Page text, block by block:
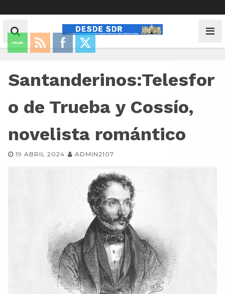
Santanderinos:Telesfor
o de Trueba y Cossío,
novelista romántico
19 ABRIL 2024 ADMIN2107